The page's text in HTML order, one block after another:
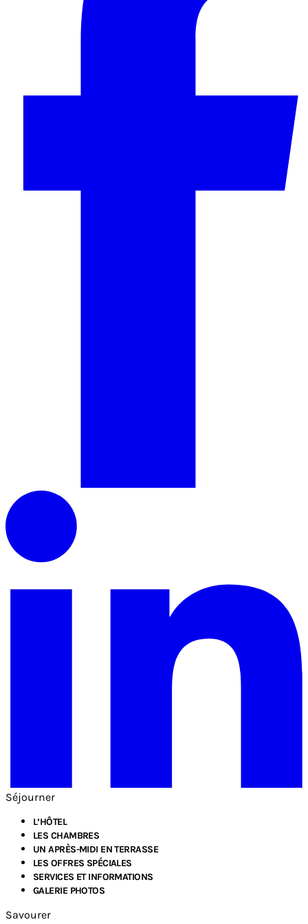
Séjourner
L’HÔTEL
LES CHAMBRES
UN APRÈS-MIDI EN TERRASSE
LES OFFRES SPÉCIALES
SERVICES ET INFORMATIONS
GALERIE PHOTOS
Savourer